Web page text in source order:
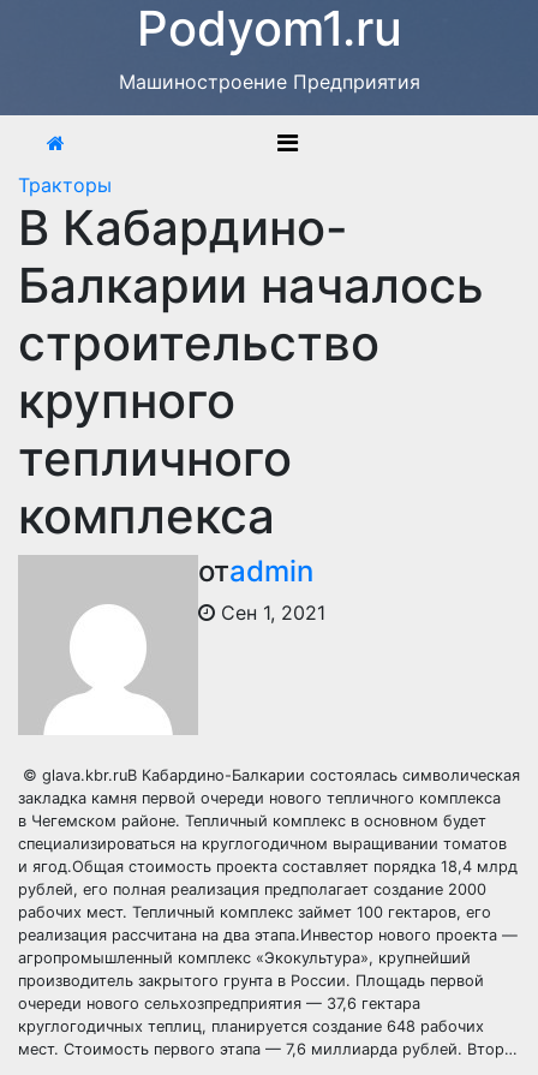
содержимому
Podyom1.ru
Машиностроение Предприятия
Тракторы
В Кабардино-
Балкарии началось
строительство
крупного
тепличного
комплекса
отadmin
Сен 1, 2021
© glava.kbr.ruВ Кабардино-Балкарии состоялась символическая
закладка камня первой очереди нового тепличного комплекса
в Чегемском районе. Тепличный комплекс в основном будет
специализироваться на круглогодичном выращивании томатов
и ягод.Общая стоимость проекта составляет порядка 18,4 млрд
рублей, его полная реализация предполагает создание 2000
рабочих мест. Тепличный комплекс займет 100 гектаров, его
реализация рассчитана на два этапа.Инвестор нового проекта —
агропромышленный комплекс «Экокультура», крупнейший
производитель закрытого грунта в России. Площадь первой
очереди нового сельхозпредприятия — 37,6 гектара
круглогодичных теплиц, планируется создание 648 рабочих
мест. Стоимость первого этапа — 7,6 миллиарда рублей. Втор…